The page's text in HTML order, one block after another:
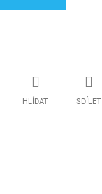
HLÍDAT SDÍLET